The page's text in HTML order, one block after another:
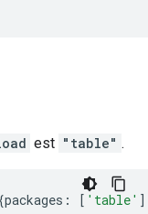
est "table" .
packages : [ 'table'